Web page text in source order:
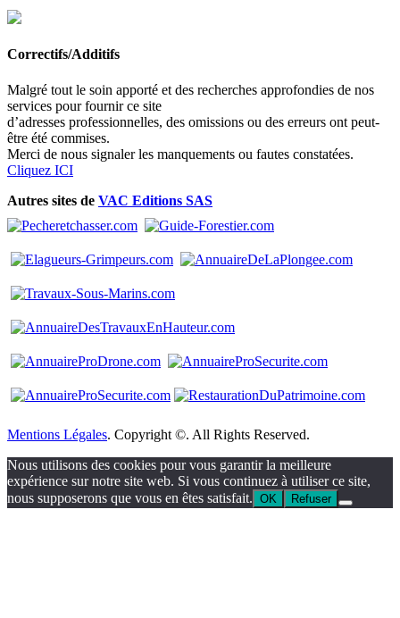
Correctifs/Additifs
Malgré tout le soin apporté et des recherches approfondies de nos
services pour fournir ce site
d’adresses professionnelles, des omissions ou des erreurs ont peut-
être été commises.
Merci de nous signaler les manquements ou fautes constatées.
Cliquez ICI
Autres sites de VAC Editions SAS
Mentions Légales. Copyright ©. All Rights Reserved.
Nous utilisons des cookies pour vous garantir la meilleure
expérience sur notre site web. Si vous continuez à utiliser ce site,
nous supposerons que vous en êtes satisfait. OK Refuser